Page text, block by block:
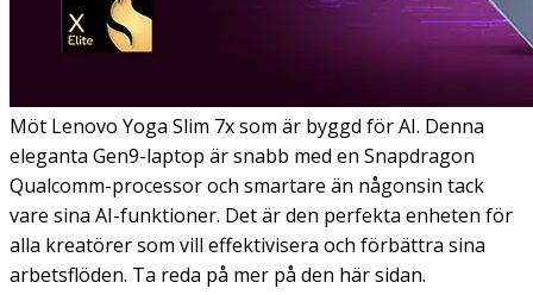
Möt Lenovo Yoga Slim 7x som är byggd för AI. Denna
eleganta Gen9-laptop är snabb med en Snapdragon
Qualcomm-processor och smartare än någonsin tack
vare sina AI-funktioner. Det är den perfekta enheten för
alla kreatörer som vill effektivisera och förbättra sina
arbetsflöden. Ta reda på mer på den här sidan.